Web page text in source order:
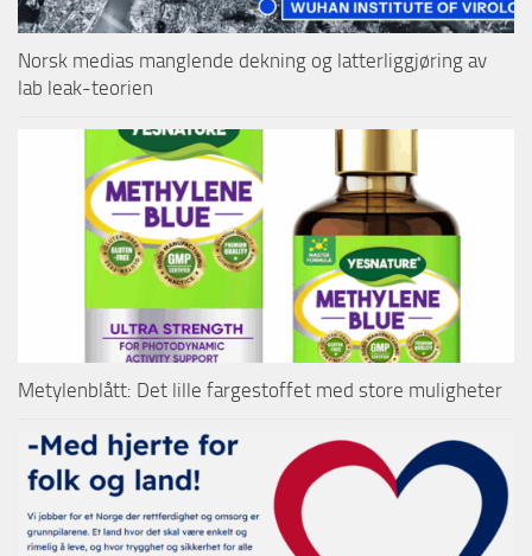
Norsk medias manglende dekning og latterliggjøring av
lab leak-teorien
Metylenblått: Det lille fargestoffet med store muligheter